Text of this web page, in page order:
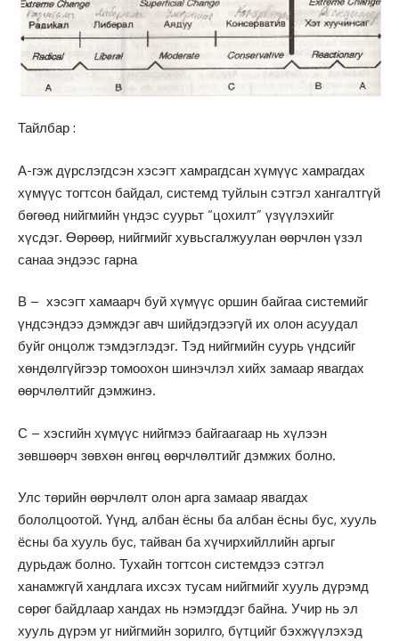
Тайлбар :
А-гэж дүрслэгдсэн хэсэгт хамрагдсан хүмүүс хамрагдах
хүмүүс тогтсон байдал, системд туйлын сэтгэл хангалтгүй
бөгөөд нийгмийн үндэс суурьт “цохилт” үзүүлэхийг
хүсдэг. Өөрөөр, нийгмийг хувьсгалжуулан өөрчлөн үзэл
санаа эндээс гарна
В – хэсэгт хамаарч буй хүмүүс оршин байгаа системийг
үндсэндээ дэмждэг авч шийдэгдээгүй их олон асуудал
буйг онцолж тэмдэглэдэг. Тэд нийгмийн суурь үндсийг
хөндөлгүйгээр томоохон шинэчлэл хийх замаар явагдах
өөрчлөлтийг дэмжинэ.
С – хэсгийн хүмүүс нийгмээ байгаагаар нь хүлээн
зөвшөөрч зөвхөн өнгөц өөрчлөлтийг дэмжих болно.
Улс төрийн өөрчлөлт олон арга замаар явагдах
бололцоотой. Үүнд, албан ёсны ба албан ёсны бус, хууль
ёсны ба хууль бус, тайван ба хүчирхийллийн аргыг
дурьдаж болно. Тухайн тогтсон системдээ сэтгэл
ханамжгүй хандлага ихсэх тусам нийгмийг хууль дүрэмд
сөрөг байдлаар хандах нь нэмэгддэг байна. Учир нь эл
хууль дүрэм уг нийгмийн зорилго, бүтцийг бэхжүүлэхэд